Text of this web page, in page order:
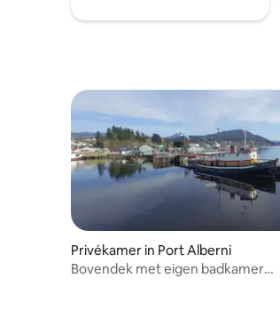
Privékamer in Port Alberni
Bovendek met eigen badkamer